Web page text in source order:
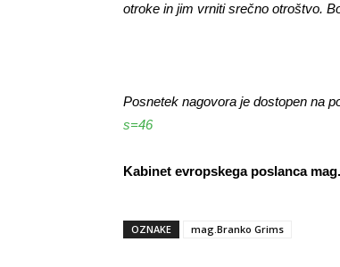
otroke in jim vrniti srečno otroštvo.
Posnetek nagovora je dostopen na
s=46
Kabinet evropskega poslanca
OZNAKE mag.Branko Grims